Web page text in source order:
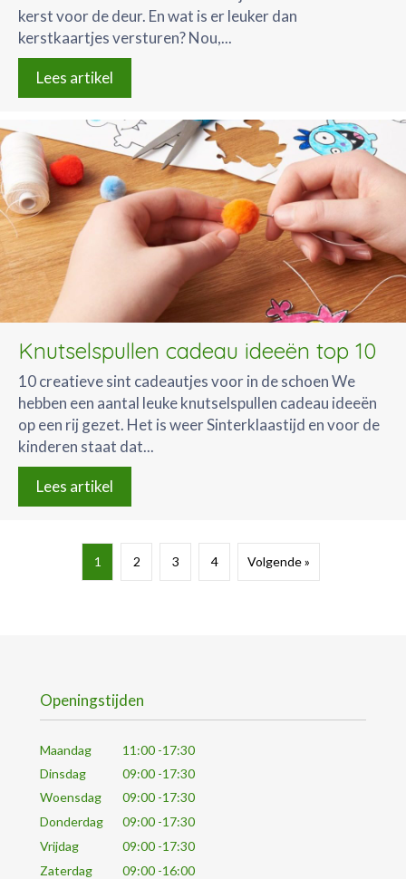
kerst voor de deur. En wat is er leuker dan
kerstkaartjes versturen? Nou,...
Lees artikel
Knutselspullen cadeau ideeën top 10
10 creatieve sint cadeautjes voor in de schoen We
hebben een aantal leuke knutselspullen cadeau ideeën
op een rij gezet. Het is weer Sinterklaastijd en voor de
kinderen staat dat...
Lees artikel
1 2 3 4 Volgende »
Openingstijden
Maandag
11:00 -17:30
Dinsdag
09:00 -17:30
Woensdag
09:00 -17:30
Donderdag
09:00 -17:30
Vrijdag
09:00 -17:30
Zaterdag
09:00 -16:00